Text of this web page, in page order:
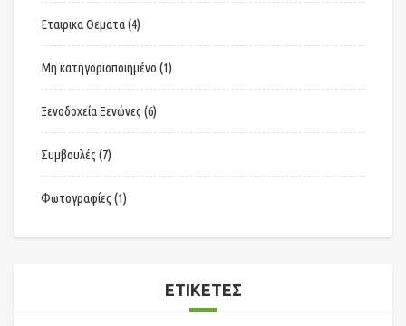
Εταιρικα Θεματα(4)
Μη κατηγοριοποιημένο (1)
Ξενοδοχεία Ξενώνες (6)
Συμβουλές (7)
Φωτογραφίες (1)
ΕΤΙΚΈΤΕΣ